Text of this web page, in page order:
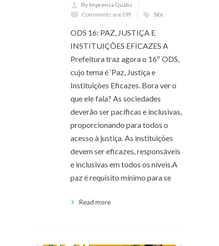
By Imprensa Quatis
Comments are Off
Site
ODS 16: PAZ, JUSTIÇA E
INSTITUIÇÕES EFICAZES A
Prefeitura traz agora o 16º ODS,
cujo tema é ‘Paz, Justiça e
Instituições Eficazes. Bora ver o
que ele fala? As sociedades
deverão ser pacíficas e inclusivas,
proporcionando para todos o
acesso à justiça. As instituições
devem ser eficazes, responsáveis
e inclusivas em todos os níveis.A
paz é requisito mínimo para se
Read more